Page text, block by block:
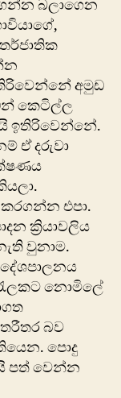
බලාගෙන
අමුඩ
කෙටිල්ල
ඉතිරිවෙන්නේ.
ඒ දරුවා
එපා.
ක්‍රියාවලිය
වුනාම.
නොමිලේ
බව
පොදු
පත් වෙන්න